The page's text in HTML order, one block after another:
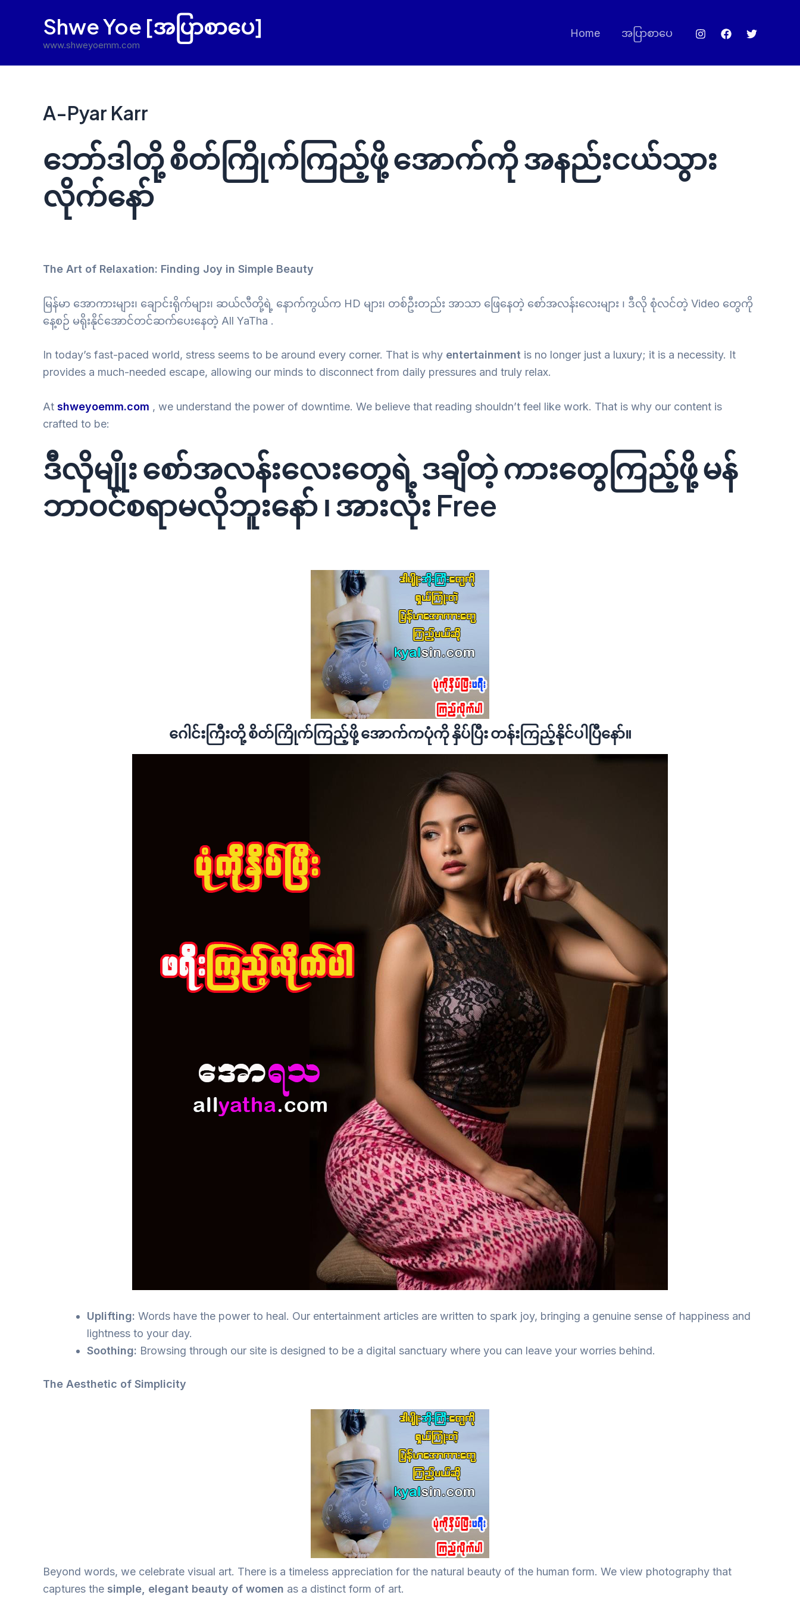
Shwe Yoe [အပြာစာပေ]
www.shweyoemm.com
Home အပြာစာပေ
A-Pyar Karr
ဘော်ဒါတို့ စိတ်ကြိုက်ကြည့်ဖို့ အောက်ကို အနည်းငယ်သွား
လိုက်နော်
The Art of Relaxation: Finding Joy in Simple Beauty
မြန်မာ အောကားများ၊ ချောင်းရိုက်များ၊ ဆယ်လီတို့ရဲ့ နောက်ကွယ်က HD များ၊ တစ်ဦးတည်း အာသာ ဖြေနေတဲ့ စော်အလန်းလေးများ ၊ ဒီလို စုံလင်တဲ့ Video တွေကို
နေ့စဉ် မရိုးနိုင်အောင်တင်ဆက်ပေးနေတဲ့ All YaTha .
In today’s fast-paced world, stress seems to be around every corner. That is why entertainment is no longer just a luxury; it is a necessity. It
provides a much-needed escape, allowing our minds to disconnect from daily pressures and truly relax.
At shweyoemm.com , we understand the power of downtime. We believe that reading shouldn’t feel like work. That is why our content is
crafted to be:
ဒီလိုမျိုး စော်အလန်းလေးတွေရဲ့ ဒချိတဲ့ ကားတွေကြည့်ဖို့ မန်
ဘာဝင်စရာမလိုဘူးနော် ၊ အားလုံး Free
ဂေါင်းကြီးတို့ စိတ်ကြိုက်ကြည့်ဖို့ အောက်ကပုံကို နှိပ်ပြီး တန်းကြည့်နိုင်ပါပြီနော်။
Uplifting: Words have the power to heal. Our entertainment articles are written to spark joy, bringing a genuine sense of happiness and
lightness to your day.
Soothing: Browsing through our site is designed to be a digital sanctuary where you can leave your worries behind.
The Aesthetic of Simplicity
Beyond words, we celebrate visual art. There is a timeless appreciation for the natural beauty of the human form. We view photography that
captures the simple, elegant beauty of women as a distinct form of art.